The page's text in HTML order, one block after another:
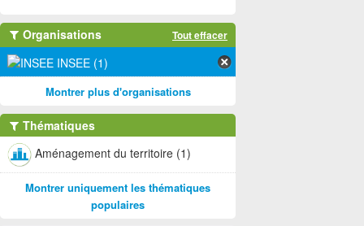
Organisations Tout effacer
INSEE (1)
Montrer plus d'organisations
Thématiques
Aménagement du territoire (1)
Montrer uniquement les thématiques
populaires